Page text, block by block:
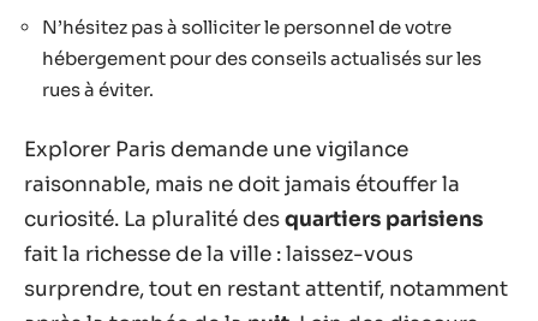
N’hésitez pas à solliciter le personnel de votre
hébergement pour des conseils actualisés sur les
rues à éviter.
Explorer Paris demande une vigilance
raisonnable, mais ne doit jamais étouffer la
curiosité. La pluralité desquartiers parisiens
fait la richesse de la ville : laissez-vous
surprendre, tout en restant attentif, notamment